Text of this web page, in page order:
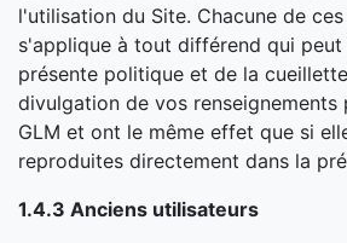
l'utilisation du Site. Chacune de
s'applique à tout différend qui peut
présente politique et de la
divulgation de vos renseignements
GLM et ont le même effet que si
reproduites directement dans la
1.4.3 Anciens utilisateurs